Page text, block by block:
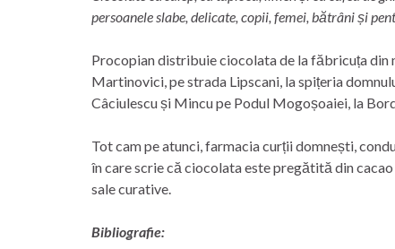
persoanele slabe, delicate, copii, femei, bătrâni și
Procopian distribuie ciocolata de la făbricuța din
Martinovici, pe strada Lipscani, la spițeria
Câciulescu și Mincu pe Podul Mogoșoaiei, la
Tot cam pe atunci, farmacia curții domnești,
în care scrie că ciocolata este pregătită din
sale curative.
Bibliografie: